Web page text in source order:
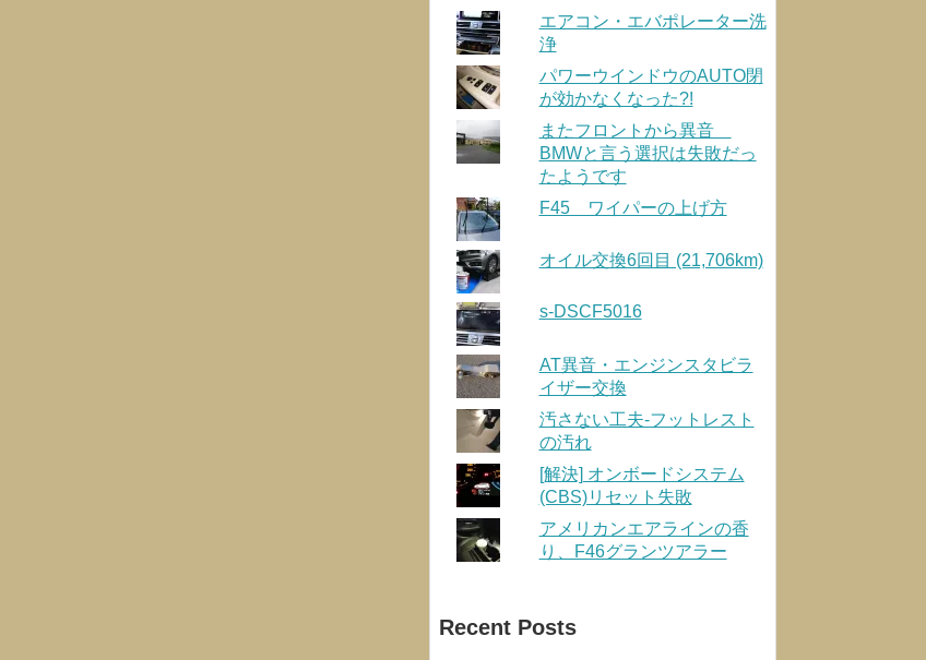
エアコン・エバポレーター洗
浄
パワーウインドウのAUTO閉
が効かなくなった?!
またフロントから異音
BMWと言う選択は失敗だっ
たようです
F45 ワイパーの上げ方
オイル交換6回目 (21,706km)
s-DSCF5016
AT異音・エンジンスタビラ
イザー交換
汚さない工夫-フットレスト
の汚れ
[解決] オンボードシステム
(CBS)リセット失敗
アメリカンエアラインの香
り、F46グランツアラー
Recent Posts